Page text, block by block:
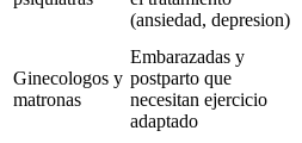
(ansiedad, depresion)
Ginecologos y
matronas
Embarazadas y
postparto que
necesitan ejercicio
adaptado